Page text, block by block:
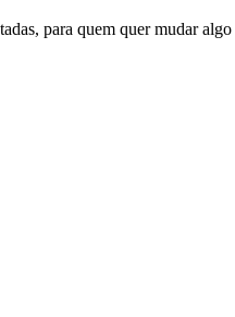
para quem quer mudar